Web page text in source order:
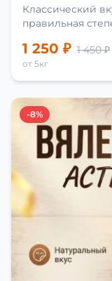
Классический
правильная
1 250 ₽ 1 450 ₽
от 5кг
-8%